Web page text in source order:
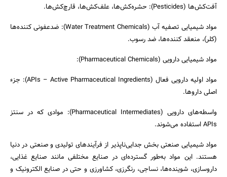
آفت‌کش‌ها (Pesticides): حشره‌کش‌ها، علف‌کش‌ها، قارچ‌کش‌ها.
مواد شیمیایی تصفیه آب (Water Treatment Chemicals): ضدعفونی کننده‌ها
(کلر)، منعقد کننده‌ها، ضد رسوب.
مواد شیمیایی دارویی (Pharmaceutical Chemicals):
مواد اولیه دارویی فعال (APIs – Active Pharmaceutical Ingredients): جزء
اصلی داروها.
واسطه‌های دارویی (Pharmaceutical Intermediates): موادی که در سنتز
APIs استفاده می‌شوند.
مواد شیمیایی صنعتی بخش جدایی‌ناپذیر از فرآیندهای تولیدی و صنعتی در دنیا
هستند. این مواد به‌طور گسترده‌ای در صنایع مختلفی مانند صنایع غذایی،
داروسازی، شوینده‌ها، نساجی، رنگرزی، کشاورزی و حتی در صنایع الکترونیک و